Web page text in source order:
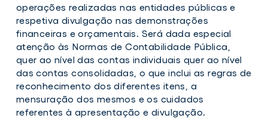
operações realizadas nas entidades públicas e
respetiva divulgação nas demonstrações
financeiras e orçamentais. Será dada especial
atenção às Normas de Contabilidade Pública,
quer ao nível das contas individuais quer ao nível
das contas consolidadas, o que inclui as regras de
reconhecimento dos diferentes itens, a
mensuração dos mesmos e os cuidados
referentes à apresentação e divulgação.